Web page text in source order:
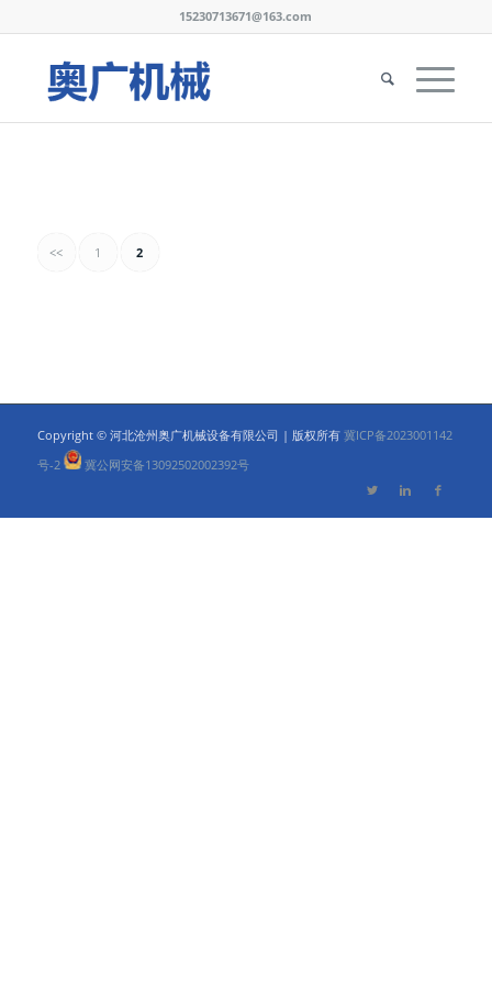
15230713671@163.com
<< 1 2
Copyright © 河北沧州奥广机械设备有限公司 | 版权所有 冀ICP备2023001142
号-2
冀公网安备13092502002392号